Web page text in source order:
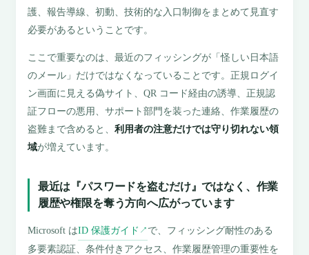
護、報告導線、初動、技術的な入口制御をまとめて見直す
必要があるということです。
ここで重要なのは、最近のフィッシングが「怪しい日本語
のメール」だけではなくなっていることです。正規ログイ
ン画面に見える偽サイト、QR コード経由の誘導、正規認
証フローの悪用、サポート部門を装った連絡、作業履歴の
盗難まで含めると、利用者の注意だけでは守り切れない領
域が増えています。
最近は『パスワードを盗むだけ』ではなく、作業
履歴や権限を奪う方向へ広がっています
Microsoft はID 保護ガイド ↗ で、フィッシング耐性のある
多要素認証、条件付きアクセス、作業履歴管理の重要性を